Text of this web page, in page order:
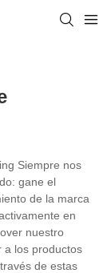
Siempre nos
gane el
de la marca
en
nuestro
a los productos
de estas